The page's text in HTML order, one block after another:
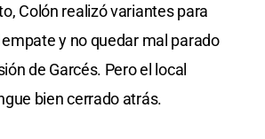
Colón realizó variantes para
y no quedar mal parado
de Garcés. Pero el local
bien cerrado atrás.